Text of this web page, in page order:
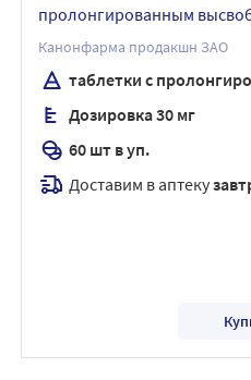
пролонгированным
Канонфарма продакшн ЗАО
таблетки с
Дозировка 30 мг
60 шт в уп.
Доставим в аптеку